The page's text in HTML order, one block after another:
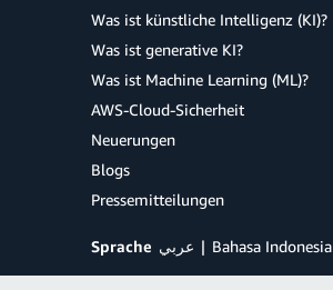
Was ist künstliche Intelligenz (KI)?
Was ist generative KI?
Was ist Machine Learning (ML)?
AWS-Cloud-Sicherheit
Neuerungen
Blogs
Pressemitteilungen
Sprache عربي Bahasa Indonesia